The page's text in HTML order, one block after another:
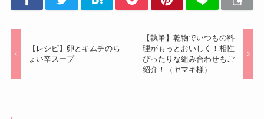
【レシピ】卵とキムチのち
ょい辛スープ
【執筆】乾物でいつもの料
理がもっとおいしく！相性
ぴったりな組み合わせもご
紹介！（ヤマキ様）